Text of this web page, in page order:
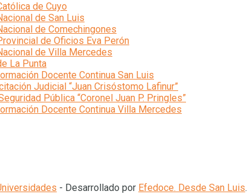
de Cuyo
de San Luis
de Comechingones
de Oficios Eva Perón
de Villa Mercedes
La Punta
Docente Continua San Luis
Judicial “Juan Crisóstomo Lafinur”
Pública “Coronel Juan P. Pringles”
Docente Continua Villa Mercedes
- Desarrollado por Efedoce. Desde San Luis.